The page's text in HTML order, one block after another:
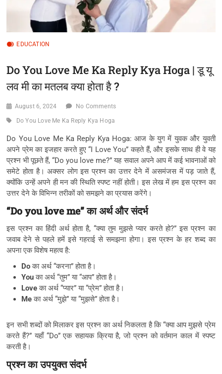
EDUCATION
Do You Love Me Ka Reply Kya Hoga | डू यू
लव मी का मतलब क्या होता है ?
August 6, 2024 No Comments
Do You Love Me Ka Reply Kya Hoga
Do You Love Me Ka Reply Kya Hoga: आज के युग में युवक और युवती
अपने प्रेम का इजहार करते हुए “I Love You” कहते हैं, और इसके साथ ही वे यह
प्रश्न भी पूछते हैं, “Do you love me?” यह सवाल अपने आप में कई भावनाओं को
समेटे होता है। अक्सर लोग इस प्रश्न का उत्तर देने में असमंजस में पड़ जाते हैं,
क्योंकि उन्हें अपने ही मन की स्थिति स्पष्ट नहीं होती। इस लेख में हम इस प्रश्न का
उत्तर देने के विभिन्न तरीकों को समझने का प्रयास करेंगे।
“Do you love me” का अर्थ और संदर्भ
इस प्रश्न का हिंदी अर्थ होता है, “क्या तुम मुझसे प्यार करते हो?” इस प्रश्न का
जवाब देने से पहले हमें इसे गहराई से समझना होगा। इस प्रश्न के हर शब्द का
अपना एक विशेष महत्व है:
Doका अर्थ “करना” होता है।
Youका अर्थ “तुम” या “आप” होता है।
Loveका अर्थ “प्यार” या “प्रेम” होता है।
Meका अर्थ “मुझे” या “मुझसे” होता है।
इन सभी शब्दों को मिलाकर इस प्रश्न का अर्थ निकलता है कि “क्या आप मुझसे प्रेम
करते हैं?” यहाँ “Do” एक सहायक क्रिया है, जो प्रश्न को वर्तमान काल में स्पष्ट
करती है।
प्रश्न का उपयुक्त संदर्भ